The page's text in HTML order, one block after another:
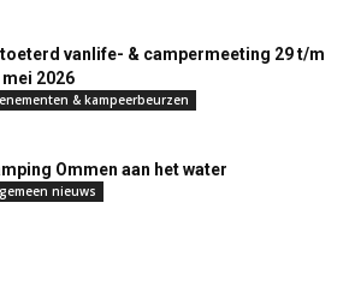
vanlife- & campermeeting 29 t/m
mei 2026
& kampeerbeurzen
Ommen aan het water
nieuws